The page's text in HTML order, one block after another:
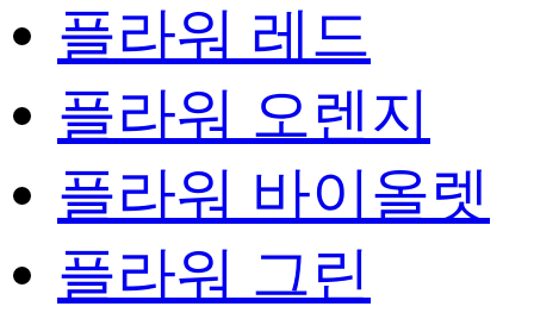
플라워 레드
플라워 오렌지
플라워 바이올렛
플라워 그린